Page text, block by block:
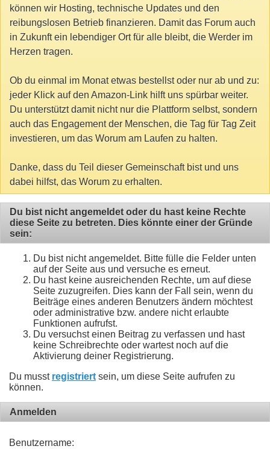
können wir Hosting, technische Updates und den
reibungslosen Betrieb finanzieren. Damit das Forum auch
in Zukunft ein lebendiger Ort für alle bleibt, die Werder im
Herzen tragen.
Ob du einmal im Monat etwas bestellst oder nur ab und zu:
jeder Klick auf den Amazon-Link hilft uns spürbar weiter.
Du unterstützt damit nicht nur die Plattform selbst, sondern
auch das Engagement der Menschen, die Tag für Tag Zeit
investieren, um das Worum am Laufen zu halten.
Danke, dass du Teil dieser Gemeinschaft bist und uns
dabei hilfst, das Worum zu erhalten.
Du bist nicht angemeldet oder du hast keine Rechte
diese Seite zu betreten. Dies könnte einer der Gründe
sein:
Du bist nicht angemeldet. Bitte fülle die Felder unten
auf der Seite aus und versuche es erneut.
Du hast keine ausreichenden Rechte, um auf diese
Seite zuzugreifen. Dies kann der Fall sein, wenn du
Beiträge eines anderen Benutzers ändern möchtest
oder administrative bzw. andere nicht erlaubte
Funktionen aufrufst.
Du versuchst einen Beitrag zu verfassen und hast
keine Schreibrechte oder wartest noch auf die
Aktivierung deiner Registrierung.
Du musst registriert sein, um diese Seite aufrufen zu
können.
Anmelden
Benutzername: